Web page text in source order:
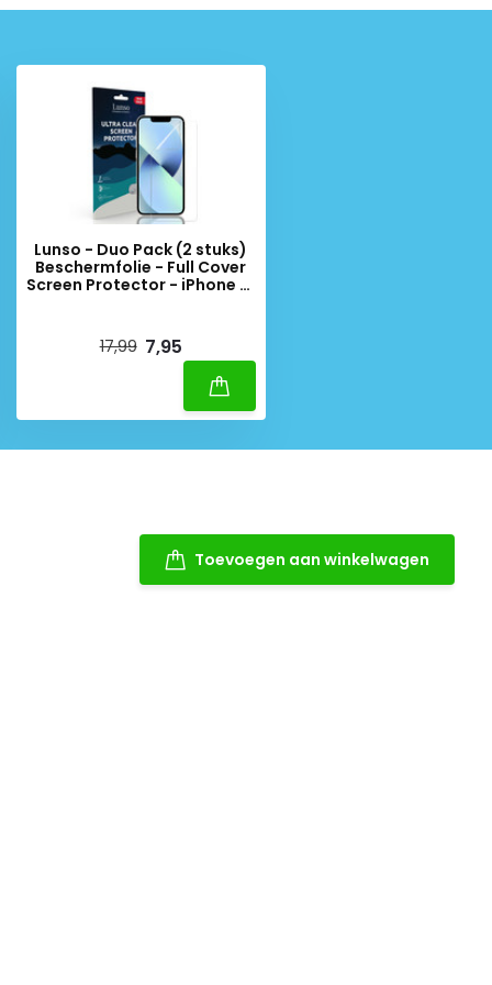
Lunso - Duo Pack (2 stuks)
Beschermfolie - Full Cover
Screen Protector - iPhone 13
17,99 7,95
Toevoegen aan winkelwagen